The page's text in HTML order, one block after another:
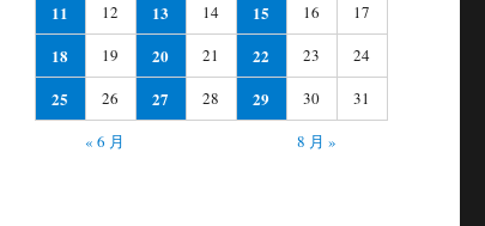
11 12 13 14 15 16 17
18 19 20 21 22 23 24
25 26 27 28 29 30
31
« 6 月
8 月 »